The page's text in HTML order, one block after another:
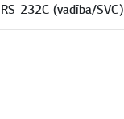
RS-232C (vadība/SVC)